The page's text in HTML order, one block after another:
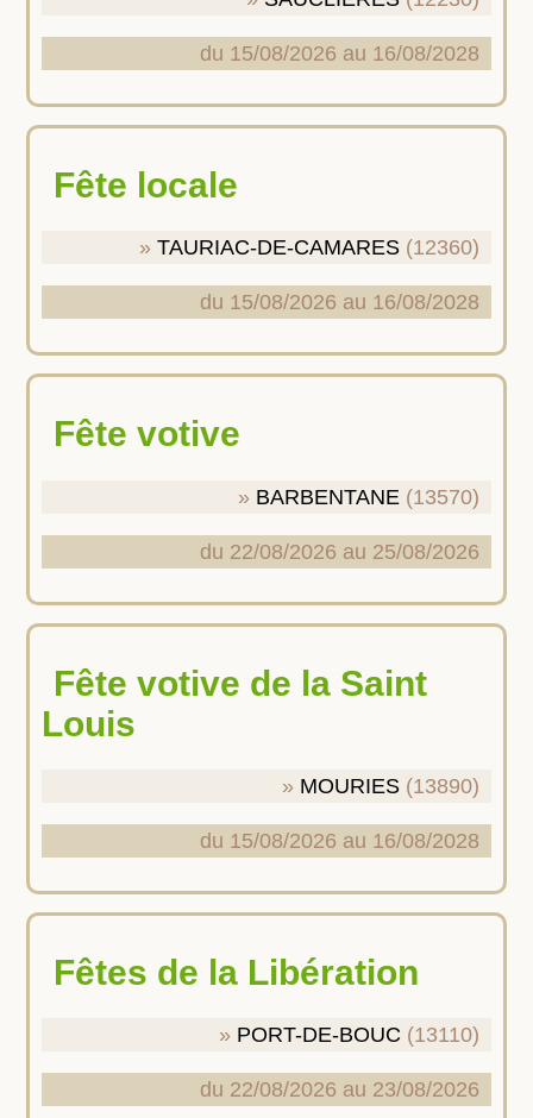
du 15/08/2026 au 16/08/2028
Fête locale
TAURIAC-DE-CAMARES (12360)
du 15/08/2026 au 16/08/2028
Fête votive
BARBENTANE (13570)
du 22/08/2026 au 25/08/2026
Fête votive de la Saint
Louis
MOURIES (13890)
du 15/08/2026 au 16/08/2028
Fêtes de la Libération
PORT-DE-BOUC (13110)
du 22/08/2026 au 23/08/2026